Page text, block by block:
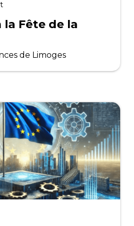
la Fête de la
de Limoges